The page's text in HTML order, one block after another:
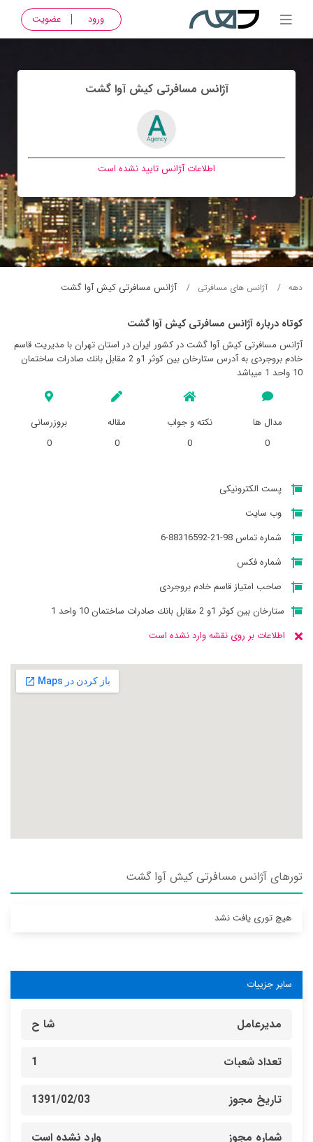
ورود عضویت
آژانس مسافرتی كيش آوا گشت
اطلاعات آژانس تایید نشده است
دهه آژانس های مسافرتی آژانس مسافرتی كيش آوا گشت
کوتاه درباره آژانس مسافرتی كيش آوا گشت
آژانس مسافرتی كيش آوا گشت در کشور ایران در استان تهران با مدیریت قاسم
خادم بروجردی به آدرس ستارخان بين كوثر 1و 2 مقابل بانك صادرات ساختمان
10 واحد 1 میباشد
مدال ها
0
نکته و جواب
0
مقاله
0
بروزرسانی
0
پست الکترونیکی
وب سایت
شماره تماس 98-21-88316592-6
شماره فکس
صاحب امتیاز قاسم خادم بروجردی
ستارخان بين كوثر 1و 2 مقابل بانك صادرات ساختمان 10 واحد 1
اطلاعات بر روی نقشه وارد نشده است
تورهای آژانس مسافرتی كيش آوا گشت
هیچ توری یافت نشد
سایر جزییات
مدیرعامل شا ح
تعداد شعبات 1
تاریخ مجوز 1391/02/03
شماره مجوز وارد نشده است